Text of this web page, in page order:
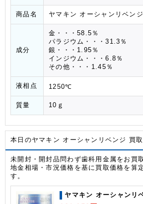
商品名 ヤマキン オーシャンリベンジ
成分
金・・・58.5％
パラジウム・・・31.3％
銀・・・1.95％
インジウム・・・6.8％
その他・・・1.45％
液相点 1250℃
質量 10ｇ
本日のヤマキン オーシャンリベンジ 買
未開封・開封品問わず歯科用金属をお買
地金相場・市況価格を基に買取価格を算
す。
ヤマキン オーシャンリ